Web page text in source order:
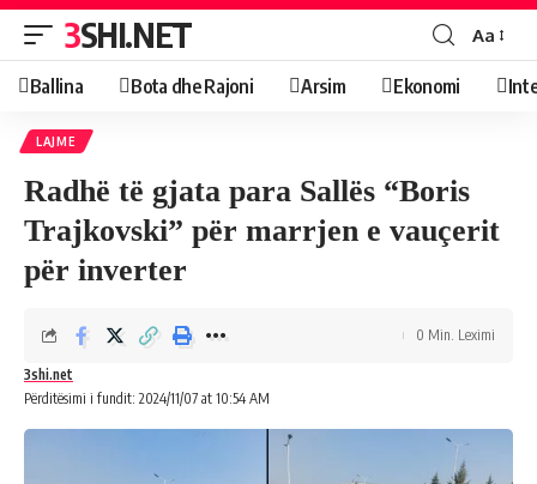
3SHI.NET Aa
Ballina Bota dhe Rajoni Arsim Ekonomi
LAJME
Radhë të gjata para Sallës “Boris
Trajkovski” për marrjen e vauçerit
për inverter
Përditësimi i fundit: 2024/11/07 at 10:54 AM
3shi.net
0 Min. Leximi